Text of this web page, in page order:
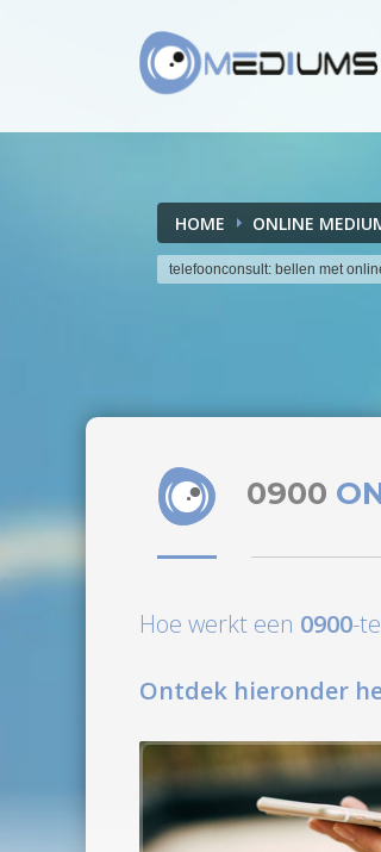
HOME ONLINE
telefoonconsult: bellen met
0900
Hoe werkt een 0900-
Ontdek hieronder